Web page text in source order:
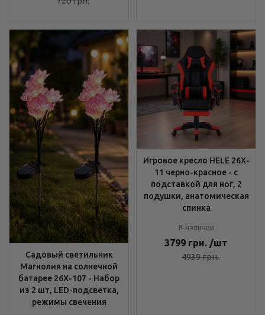
Садовый светильник
Магнолия на солнечной
батарее 26X-107 - Набор
из 2 шт, LED-подсветка,
режимы свечения
Игровое кресло HELE 26X-
11 черно-красное - с
подставкой для ног, 2
подушки, анатомическая
спинка
В наличии
3799 грн. /шт
4939грн.